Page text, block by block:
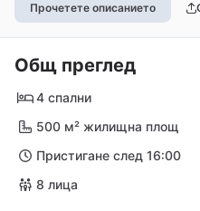
Прочетете описанието
Общ преглед
4 спални
500 м² жилищна площ
Пристигане след 16:00
8 лица